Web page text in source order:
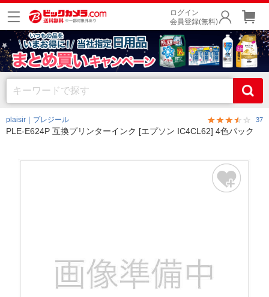
ログイン
会員登録(無料)
plaisir｜プレジール 37
PLE-E624P 互換プリンターインク [エプソン IC4CL62] 4色パック